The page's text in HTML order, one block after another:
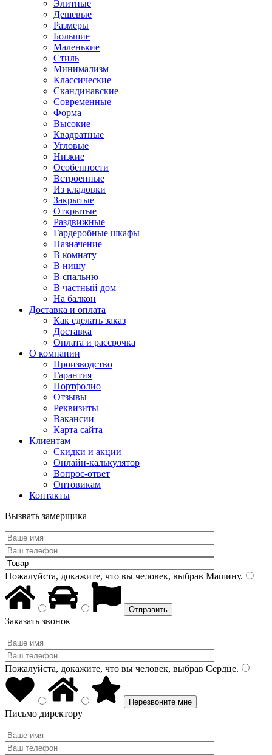
Элитные
Дешевые
Размеры
Большие
Маленькие
Стиль
Минимализм
Классические
Скандинавские
Современные
Форма
Высокие
Квадратные
Угловые
Низкие
Особенности
Встроенные
Из кладовки
Закрытые
Открытые
Раздвижные
Гардеробные шкафы
Назначение
В комнату
В нишу
В спальню
В частный дом
На балкон
Доставка и оплата
Как сделать заказ
Доставка
Оплата и рассрочка
О компании
Производство
Гарантия
Портфолио
Отзывы
Реквизиты
Вакансии
Карта сайта
Клиентам
Скидки и акции
Онлайн-калькулятор
Вопрос-ответ
Оптовикам
Контакты
Вызвать замерщика
Пожалуйста, докажите, что вы человек, выбрав Машину.
Заказать звонок
Пожалуйста, докажите, что вы человек, выбрав Сердце.
Письмо директору